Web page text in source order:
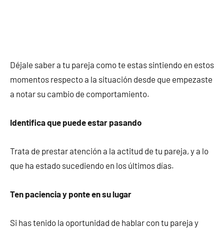
Déjale saber a tu pareja como te estas sintiendo en estos
momentos respecto a la situación desde que empezaste
a notar su cambio de comportamiento.
Identifica que puede estar pasando
Trata de prestar atención a la actitud de tu pareja, y a lo
que ha estado sucediendo en los últimos días.
Ten paciencia y ponte en su lugar
Si has tenido la oportunidad de hablar con tu pareja y